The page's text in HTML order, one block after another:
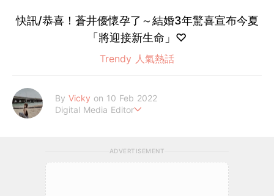
快訊/恭喜！蒼井優懷孕了～結婚3年驚喜宣布今夏
「將迎接新生命」♡
Trendy 人氣熱話
By Vicky on 10 Feb 2022
Digital Media Editor
ADVERTISEMENT